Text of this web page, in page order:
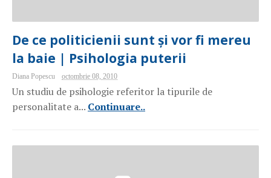
De ce politicienii sunt și vor fi mereu
la baie | Psihologia puterii
Diana Popescu octombrie 08, 2010
Un studiu de psihologie referitor la tipurile de
personalitate a... Continuare..